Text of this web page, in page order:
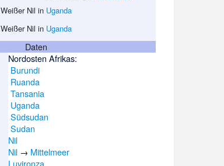
Weißer Nil in Uganda
Weißer Nil in Uganda
Daten
Nordosten Afrikas:
Burundi
Ruanda
Tansania
Uganda
Südsudan
Sudan
Nil
Nil → Mittelmeer